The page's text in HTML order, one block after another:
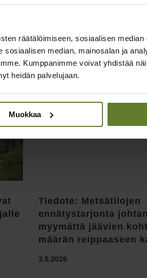
räätälöimiseen, sosiaalisen
median, mainosalan ja
Kumppanimme voivat yhdistää
heidän palvelujaan.
Muokkaa
Tiedote: Metsätilojen
ennätystarjonta
myymättä jäävien
määrän reippaaseen
3.5.2026